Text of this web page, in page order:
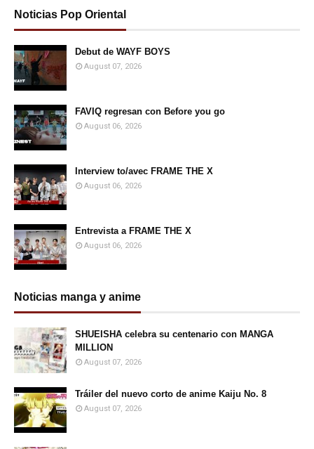
Noticias Pop Oriental
Debut de WAYF BOYS
August 07, 2026
FAVIQ regresan con Before you go
August 06, 2026
Interview to/avec FRAME THE X
August 06, 2026
Entrevista a FRAME THE X
August 06, 2026
Noticias manga y anime
SHUEISHA celebra su centenario con MANGA
MILLION
August 07, 2026
Tráiler del nuevo corto de anime Kaiju No. 8
August 07, 2026